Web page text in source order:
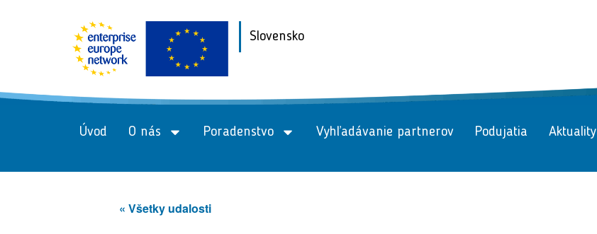
Slovensko
Úvod O nás Poradenstvo Vyhľadávanie partnerov Podujatia Aktuality
« Všetky udalosti